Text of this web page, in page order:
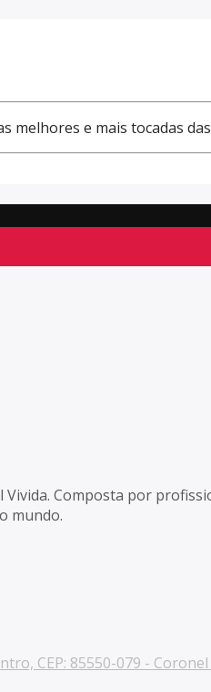
melhores e mais tocadas
Vivida. Composta por
mundo.
CEP: 85550-079 - Coronel